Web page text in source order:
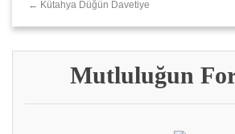
← Kütahya Düğün Davetiye
Mutluluğun